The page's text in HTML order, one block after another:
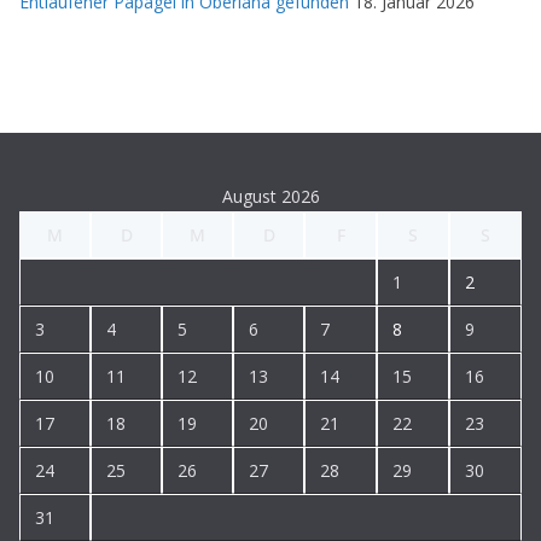
August 2026
1 2
3 4 5 6 7 8 9
10 11 12 13 14 15 16
17 18 19 20 21 22 23
24 25 26 27 28 29 30
31